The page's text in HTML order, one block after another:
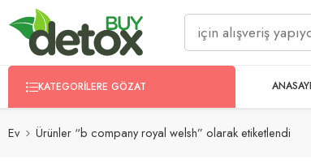
KATEGORILERE GÖZAT
Ev Ürünler “b company royal welsh” olarak etiketlendi